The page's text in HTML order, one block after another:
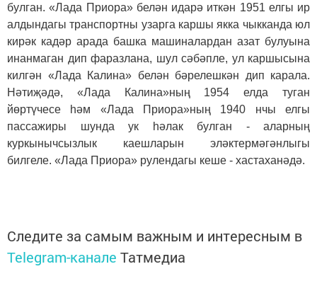
булган. «Лада Приора» белән идарә иткән 1951 елгы ир
алдындагы транспортны узарга каршы якка чыкканда юл
кирәк кадәр арада башка машиналардан азат булуына
инанмаган дип фаразлана, шул сәбәпле, ул каршысына
килгән «Лада Калина» белән бәрелешкән дип карала.
Нәтиҗәдә, «Лада Калина»ның 1954 елда туган
йөртүчесе һәм «Лада Приора»ның 1940 нчы елгы
пассажиры шунда ук һәлак булган - аларның
куркынычсызлык каешларын эләктермәгәнлыгы
билгеле. «Лада Приора» рулендагы кеше - хастаханәдә.
Следите за самым важным и интересным в
Telegram-канале Татмедиа